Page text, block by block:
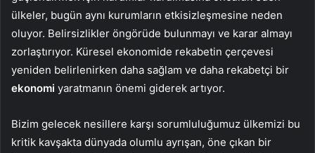
ülkeler, bugün aynı kurumların etkisizleşmesine neden
oluyor. Belirsizlikler öngörüde bulunmayı ve karar almayı
zorlaştırıyor. Küresel ekonomide rekabetin çerçevesi
yeniden belirlenirken daha sağlam ve daha rekabetçi bir
ekonomi yaratmanın önemi giderek artıyor.
Bizim gelecek nesillere karşı sorumluluğumuz ülkemizi bu
kritik kavşakta dünyada olumlu ayrışan, öne çıkan bir